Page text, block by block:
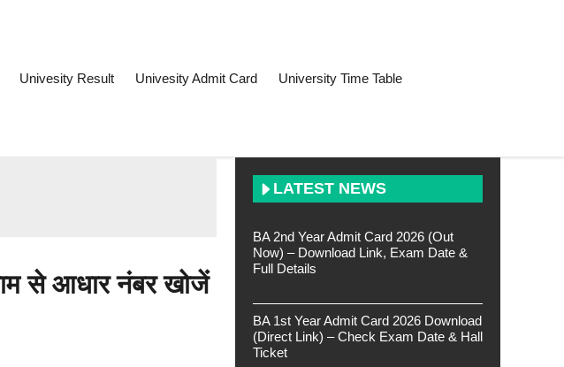
Univesity Result Univesity Admit Card University Time Table
से आधार नंबर खोजें
LATEST NEWS
BA 2nd Year Admit Card 2026 (Out
Now) – Download Link, Exam Date &
Full Details
BA 1st Year Admit Card 2026 Download
(Direct Link) – Check Exam Date & Hall
Ticket